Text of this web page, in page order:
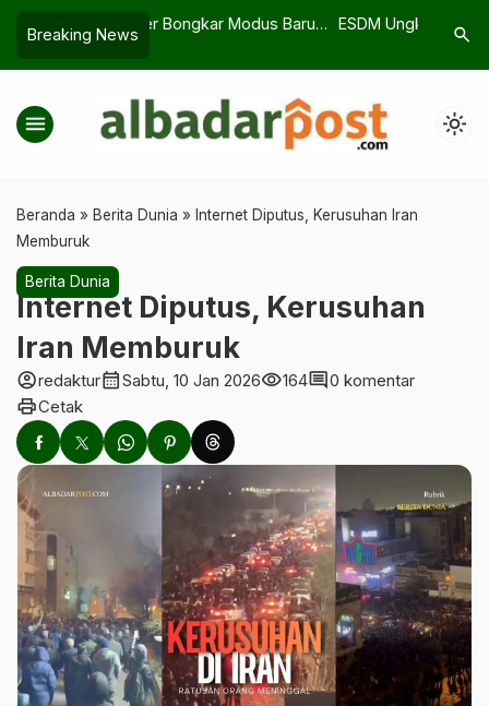
Breaking News
ESDM Ungkap Fakta Tambang di
yang Berizin
KBLI
Usaha
search
menu light_mode
Beranda » Berita Dunia » Internet Diputus, Kerusuhan Iran
Memburuk
Berita Dunia
Internet Diputus, Kerusuhan
Iran Memburuk
account_circleredakturcalendar_monthSabtu, 10 Jan 2026visibility164comment0 komentar
printCetak